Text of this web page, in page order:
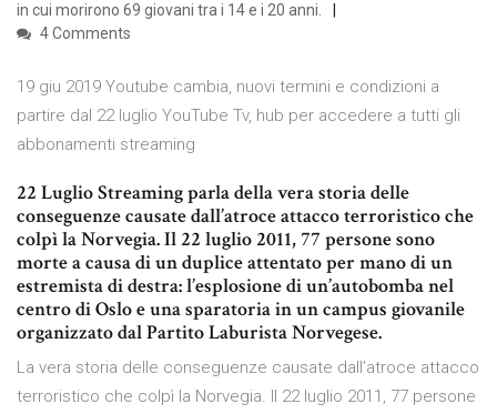
in cui morirono 69 giovani tra i 14 e i 20 anni.
4 Comments
19 giu 2019 Youtube cambia, nuovi termini e condizioni a
partire dal 22 luglio YouTube Tv, hub per accedere a tutti gli
abbonamenti streaming
22 Luglio Streaming parla della vera storia delle
conseguenze causate dall’atroce attacco terroristico che
colpì la Norvegia. Il 22 luglio 2011, 77 persone sono
morte a causa di un duplice attentato per mano di un
estremista di destra: l’esplosione di un’autobomba nel
centro di Oslo e una sparatoria in un campus giovanile
organizzato dal Partito Laburista Norvegese.
La vera storia delle conseguenze causate dall'atroce attacco
terroristico che colpì la Norvegia. Il 22 luglio 2011, 77 persone